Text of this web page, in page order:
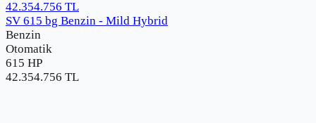
42.354.756 TL
SV 615 bg Benzin - Mild Hybrid
Benzin
Otomatik
615 HP
42.354.756 TL